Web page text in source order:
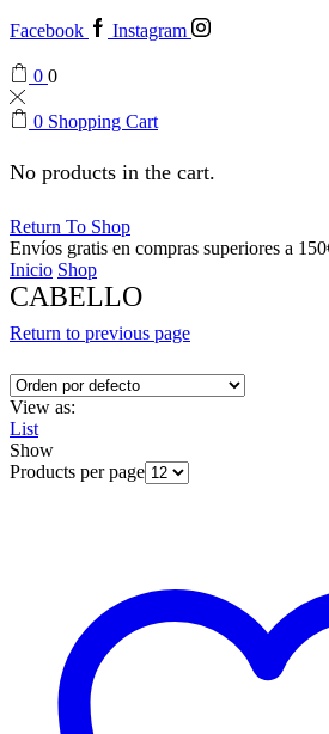
Facebook Instagram
0 0
0 Shopping Cart
No products in the cart.
Return To Shop
Envíos gratis en compras superiores a
Inicio Shop
CABELLO
Return to previous page
View as:
List
Show
Products per page